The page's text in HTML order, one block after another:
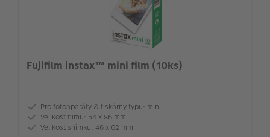
Fujifilm instax™ mini film (10ks)
Pro fotoaparáty & tiskárny typu: mini
Velikost filmu: 54 x 86 mm
Velikost snímku: 46 x 62 mm